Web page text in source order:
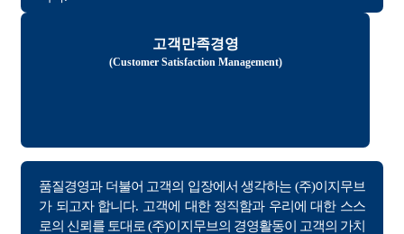
고객만족경영
(Customer Satisfaction Management)
품질경영과 더불어 고객의 입장에서 생각하는 (주)이지무브
가 되고자 합니다. 고객에 대한 정직함과 우리에 대한 스스
로의 신뢰를 토대로 (주)이지무브의 경영활동이 고객의 가치